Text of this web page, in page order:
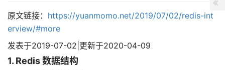
原文链接： https://yuanmomo.net/2019/07/02/redis-int
erview/#more
发表于2019-07-02 更新于2020-04-09
1. Redis 数据结构